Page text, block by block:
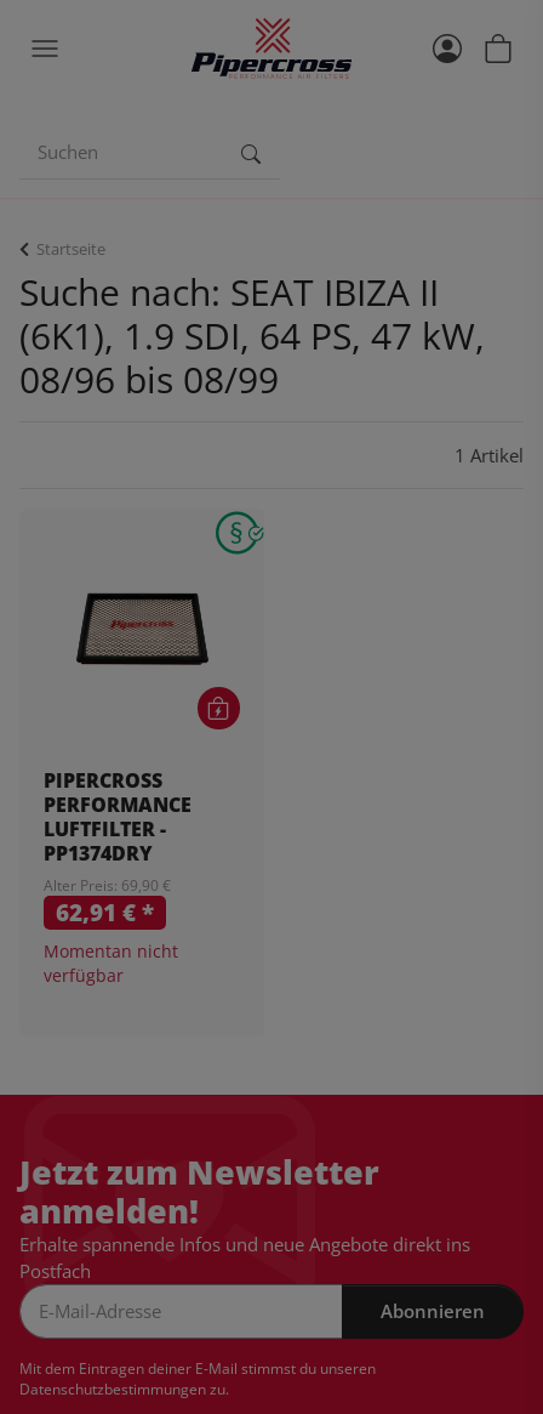
Startseite
Suche nach: SEAT IBIZA II
(6K1), 1.9 SDI, 64 PS, 47 kW,
08/96 bis 08/99
1 Artikel
PIPERCROSS
PERFORMANCE
LUFTFILTER -
PP1374DRY
Alter Preis: 69,90 €
62,91 €*
Momentan nicht
verfügbar
Jetzt zum Newsletter
anmelden!
Erhalte spannende Infos und neue Angebote direkt ins
Postfach
Abonnieren
Mit dem Eintragen deiner E-Mail stimmst du unseren
Datenschutzbestimmungenzu.